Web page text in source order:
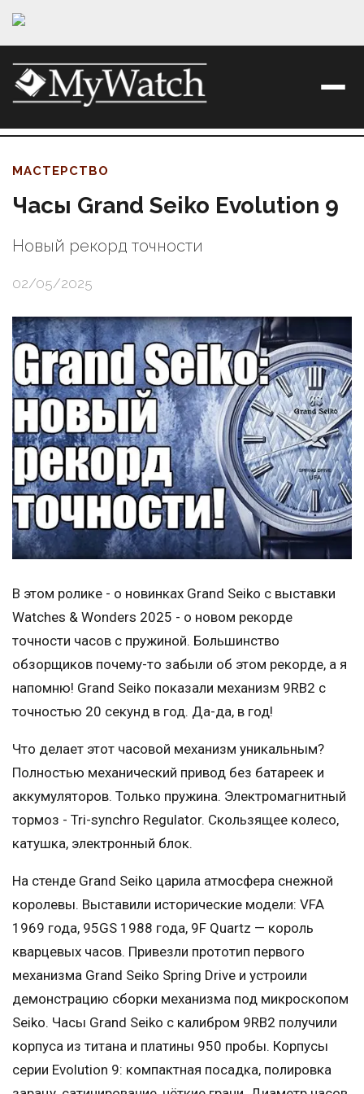
МАСТЕРСТВО
Часы Grand Seiko Evolution 9
Новый рекорд точности
02/05/2025
В этом ролике - о новинках Grand Seiko с выставки
Watches & Wonders 2025 - о новом рекорде
точности часов с пружиной. Большинство
обзорщиков почему-то забыли об этом рекорде, а я
напомню! Grand Seiko показали механизм 9RB2 с
точностью 20 секунд в год. Да-да, в год!
Что делает этот часовой механизм уникальным?
Полностью механический привод без батареек и
аккумуляторов. Только пружина. Электромагнитный
тормоз - Tri-synchro Regulator. Скользящее колесо,
катушка, электронный блок.
На стенде Grand Seiko царила атмосфера снежной
королевы. Выставили исторические модели: VFA
1969 года, 95GS 1988 года, 9F Quartz — король
кварцевых часов. Привезли прототип первого
механизма Grand Seiko Spring Drive и устроили
демонстрацию сборки механизма под микроскопом
Seiko. Часы Grand Seiko с калибром 9RB2 получили
корпуса из титана и платины 950 пробы. Корпусы
серии Evolution 9: компактная посадка, полировка